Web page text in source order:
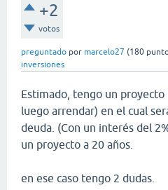
+2
votos
preguntado por marcelo27 (180
inversiones
Estimado, tengo un
luego arrendar) en el cual
deuda. (Con un interés del
un proyecto a 20 años.
en ese caso tengo 2 dudas.